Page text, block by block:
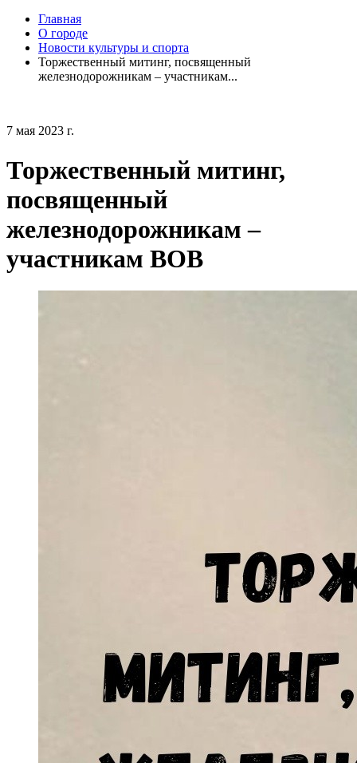
Главная
О городе
Новости культуры и спорта
Торжественный митинг, посвященный
железнодорожникам – участникам...
7 мая 2023 г.
Торжественный митинг,
посвященный
железнодорожникам –
участникам ВОВ